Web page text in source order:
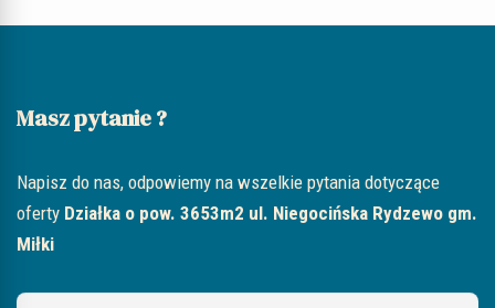
Masz pytanie ?
Napisz do nas, odpowiemy na wszelkie pytania dotyczące
oferty Działka o pow. 3653m2 ul. Niegocińska Rydzewo gm.
Miłki